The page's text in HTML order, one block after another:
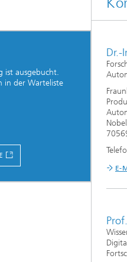
ist ausgebucht.
in der Warteliste
Dr.-
E-